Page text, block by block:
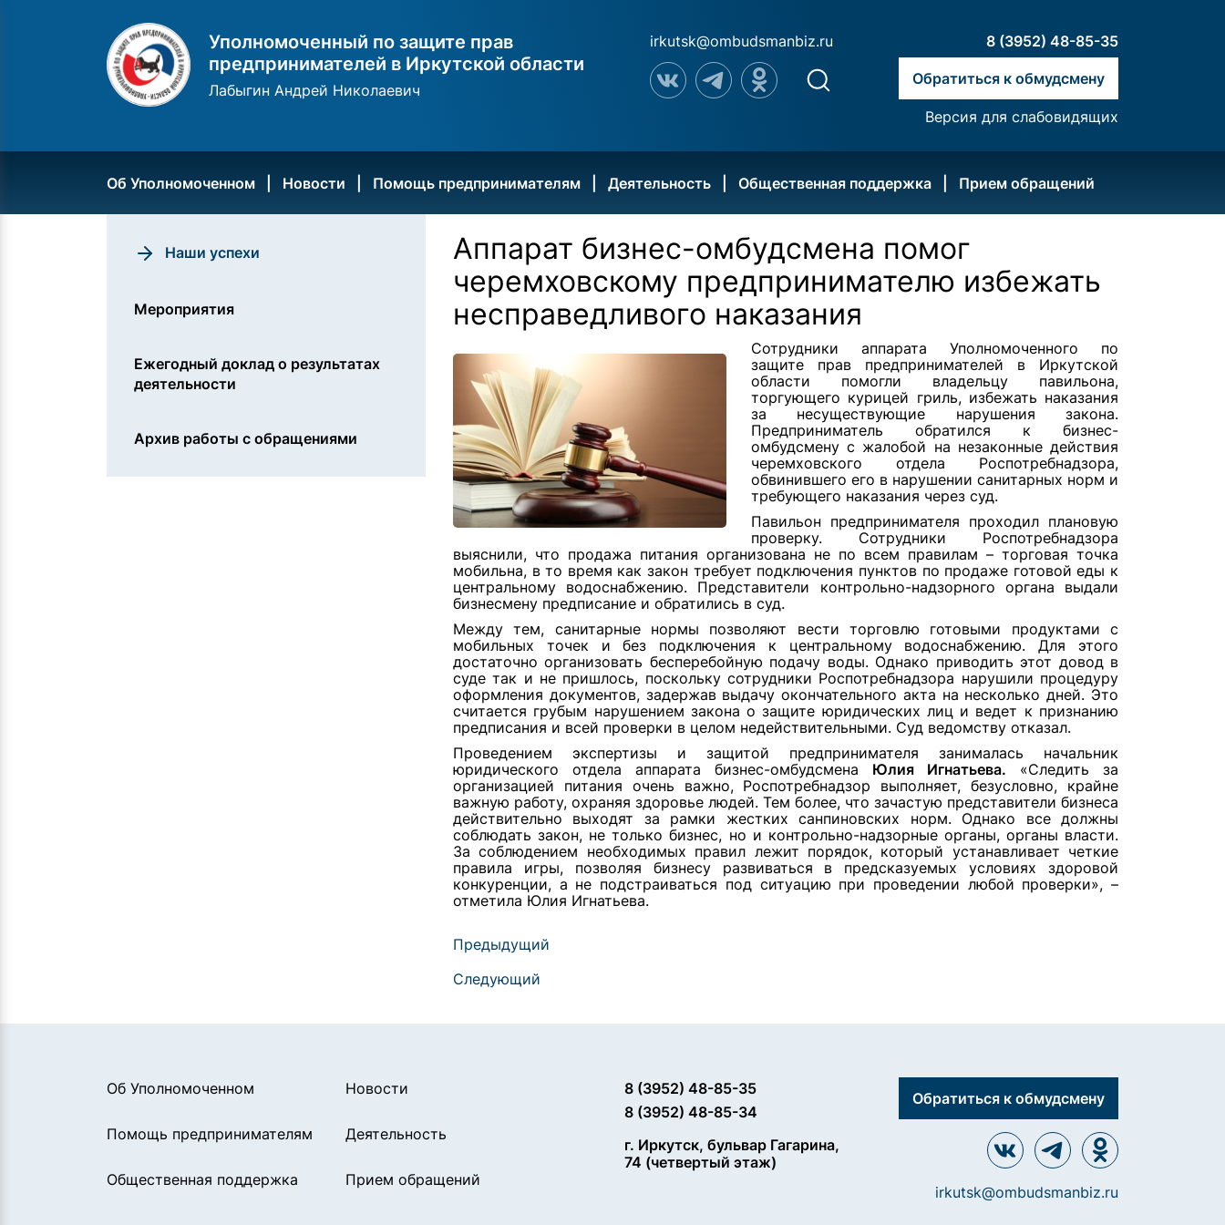
Уполномоченный по защите прав
предпринимателей в Иркутской области
Лабыгин Андрей Николаевич
irkutsk@ombudsmanbiz.ru 8 (3952) 48-85-35
Обратиться к обмудсмену
Версия для слабовидящих
Об Уполномоченном Новости Помощь предпринимателям Деятельность Общественная поддержка Прием обращений
Наши успехи
Мероприятия
Ежегодный доклад о результатах
деятельности
Архив работы с обращениями
Аппарат бизнес-омбудсмена помог
черемховскому предпринимателю избежать
несправедливого наказания
Сотрудники аппарата Уполномоченного по
защите прав предпринимателей в Иркутской
области помогли владельцу павильона,
торгующего курицей гриль, избежать наказания
за несуществующие нарушения закона.
Предприниматель обратился к бизнес-
омбудсмену с жалобой на незаконные действия
черемховского отдела Роспотребнадзора,
обвинившего его в нарушении санитарных норм и
требующего наказания через суд.
Павильон предпринимателя проходил плановую
проверку. Сотрудники Роспотребнадзора
выяснили, что продажа питания организована не по всем правилам – торговая точка
мобильна, в то время как закон требует подключения пунктов по продаже готовой еды к
центральному водоснабжению. Представители контрольно-надзорного органа выдали
бизнесмену предписание и обратились в суд.
Между тем, санитарные нормы позволяют вести торговлю готовыми продуктами с
мобильных точек и без подключения к центральному водоснабжению. Для этого
достаточно организовать бесперебойную подачу воды. Однако приводить этот довод в
суде так и не пришлось, поскольку сотрудники Роспотребнадзора нарушили процедуру
оформления документов, задержав выдачу окончательного акта на несколько дней. Это
считается грубым нарушением закона о защите юридических лиц и ведет к признанию
предписания и всей проверки в целом недействительными. Суд ведомству отказал.
Проведением экспертизы и защитой предпринимателя занималась начальник
юридического отдела аппарата бизнес-омбудсмена Юлия Игнатьева. «Следить за
организацией питания очень важно, Роспотребнадзор выполняет, безусловно, крайне
важную работу, охраняя здоровье людей. Тем более, что зачастую представители бизнеса
действительно выходят за рамки жестких санпиновских норм. Однако все должны
соблюдать закон, не только бизнес, но и контрольно-надзорные органы, органы власти.
За соблюдением необходимых правил лежит порядок, который устанавливает четкие
правила игры, позволяя бизнесу развиваться в предсказуемых условиях здоровой
конкуренции, а не подстраиваться под ситуацию при проведении любой проверки», –
отметила Юлия Игнатьева.
Предыдущий
Следующий
Об Уполномоченном Новости
Помощь предпринимателям Деятельность
Общественная поддержка Прием обращений
8 (3952) 48-85-35
8 (3952) 48-85-34
г. Иркутск, бульвар Гагарина,
74 (четвертый этаж)
Обратиться к обмудсмену
irkutsk@ombudsmanbiz.ru